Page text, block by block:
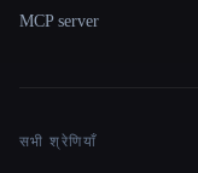
MCP server
सभी श्रेणियाँ